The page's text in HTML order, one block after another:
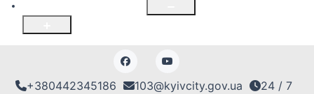
+380442345186 103@kyivcity.gov.ua 24 / 7